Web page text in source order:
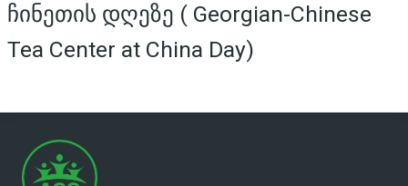
ჩინეთის დღეზე ( Georgian-Chinese
Tea Center at China Day)